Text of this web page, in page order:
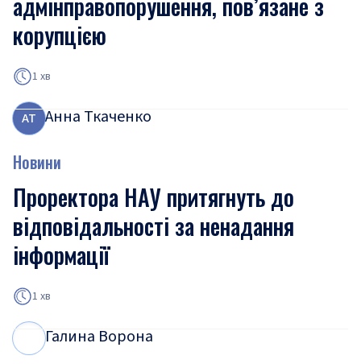
корупцією
1 хв
АТ Анна Ткаченко
Новини
Проректора НАУ притягнуть до
відповідальності за ненадання
інформації
1 хв
Галина Ворона